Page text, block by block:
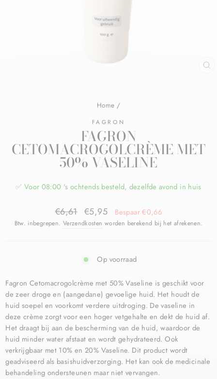
Home /
FAGRON
FAGRON
CETOMACROGOLCRÈME MET
50% VASELINE
✅ Voor 08:00 's ochtends besteld, dezelfde avond in huis
€6,61 €5,95 Bespaar €0,66
Btw. inbegrepen. Verzendkosten worden berekend bij het afrekenen.
Op voorraad
Fagron Cetomacrogolcrème met 50% Vaseline is geschikt voor
de zeer droge en (aangedane) gevoelige huid. Het houdt de
huid soepel en voorkomt verdere uitdroging. De vaseline in
deze crème zorgt voor een hoger vetgehalte en dekt de huid af.
Het draagt bij aan de bescherming van de huid, waardoor de
huid minder water afstaat en wordt gehydrateerd. Ook
verkrijgbaar met 10% en 20% Vaseline. Dit product wordt
geadviseerd als basishuidverzorging. Het kan ook de medicinale
behandeling ondersteunen maar niet vervangen.